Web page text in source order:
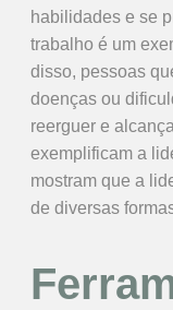
habilidades e se
trabalho é um
disso, pessoas
doenças ou
reerguer e
exemplificam a
mostram que a
de diversas